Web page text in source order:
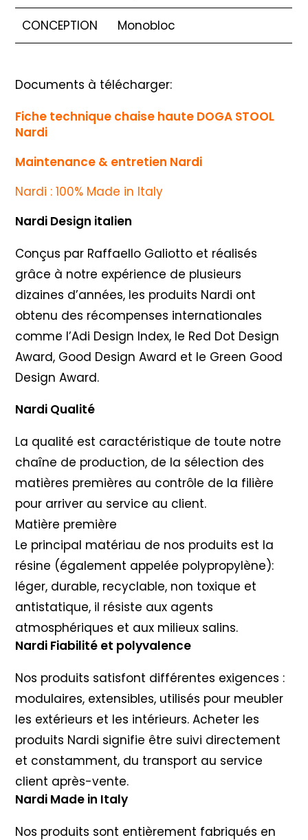
CONCEPTION Monobloc
Documents à télécharger:
Fiche technique chaise haute DOGA STOOL
Nardi
Maintenance & entretien Nardi
Nardi : 100% Made in Italy
Nardi Design italien
Conçus par Raffaello Galiotto et réalisés
grâce à notre expérience de plusieurs
dizaines d’années, les produits Nardi ont
obtenu des récompenses internationales
comme l’Adi Design Index, le Red Dot Design
Award, Good Design Award et le Green Good
Design Award.
Nardi Qualité
La qualité est caractéristique de toute notre
chaîne de production, de la sélection des
matières premières au contrôle de la filière
pour arriver au service au client.
Matière première
Le principal matériau de nos produits est la
résine (également appelée polypropylène):
léger, durable, recyclable, non toxique et
antistatique, il résiste aux agents
atmosphériques et aux milieux salins.
Nardi Fiabilité et polyvalence
Nos produits satisfont différentes exigences :
modulaires, extensibles, utilisés pour meubler
les extérieurs et les intérieurs. Acheter les
produits Nardi signifie être suivi directement
et constamment, du transport au service
client après-vente.
Nardi Made in Italy
Nos produits sont entièrement fabriqués en